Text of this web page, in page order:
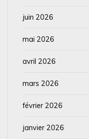
juin 2026
mai 2026
avril 2026
mars 2026
février 2026
janvier 2026